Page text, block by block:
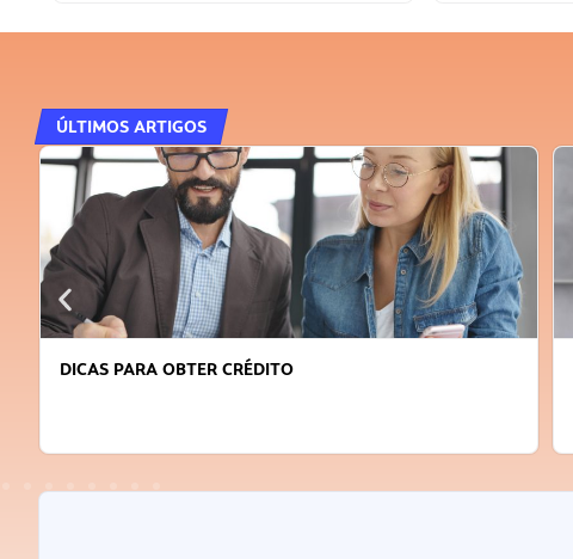
ÚLTIMOS ARTIGOS
DICAS PARA OBTER CRÉDITO